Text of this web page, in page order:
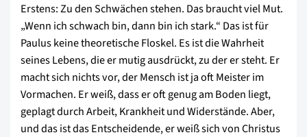
Erstens: Zu den Schwächen stehen. Das braucht viel Mut.
„Wenn ich schwach bin, dann bin ich stark.“ Das ist für
Paulus keine theoretische Floskel. Es ist die Wahrheit
seines Lebens, die er mutig ausdrückt, zu der er steht. Er
macht sich nichts vor, der Mensch ist ja oft Meister im
Vormachen. Er weiß, dass er oft genug am Boden liegt,
geplagt durch Arbeit, Krankheit und Widerstände. Aber,
und das ist das Entscheidende, er weiß sich von Christus